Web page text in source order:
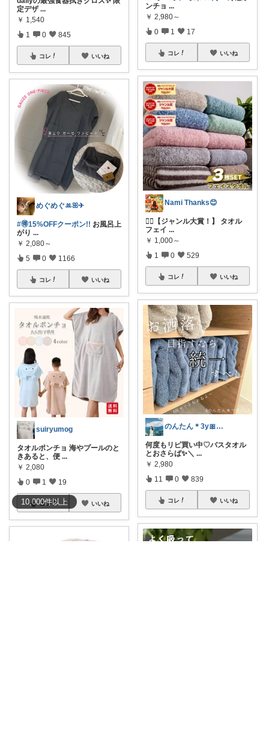
10,000件以上
定デザ ...
￥ 1,540
1 0 845
コレ いいね
めぐめぐꔛꕤ✈︎
#🉐15%OFFクーポン!! お風呂上
がり ...
￥ 2,080～
5 0 1166
コレ いいね
suiryumog
タオルポンチョ 海やプールのと
きあると、便 ...
￥ 2,080
0 1 19
コレ いいね
ンチョ ...
￥ 2,980～
0 1 17
コレ いいね
Nami Thanks😊
💁‍♀️【ジャンル大賞！】 タオル
フェイ ...
￥ 1,000～
1 0 529
コレ いいね
のんたん＊3y🎀1y👶🏻🍼
何度もリピ買い中♡バスタオル
とおさらば✨＼ ...
￥ 2,980
11 0 839
コレ いいね